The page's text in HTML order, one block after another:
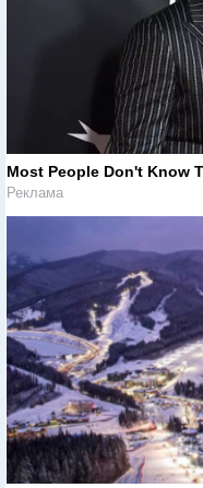
Most People Don't Know
Реклама